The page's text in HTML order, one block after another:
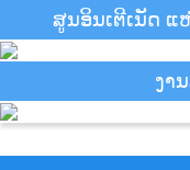
ສູນອິນເຕີເນັດ ແ
ງາ